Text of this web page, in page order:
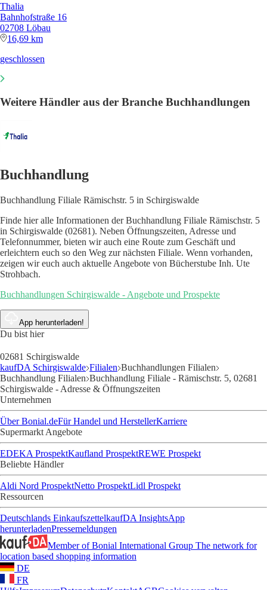
Thalia
Bahnhofstraße 16
02708 Löbau
16,69 km
geschlossen
Weitere Händler aus der Branche Buchhandlungen
Buchhandlung
Buchhandlung Filiale Rämischstr. 5 in Schirgiswalde
Finde hier alle Informationen der Buchhandlung Filiale Rämischstr. 5
in Schirgiswalde (02681). Neben Öffnungszeiten, Adresse und
Telefonnummer, bieten wir auch eine Route zum Geschäft und
erleichtern euch so den Weg zur nächsten Filiale. Wenn vorhanden,
zeigen wir euch auch aktuelle Angebote von Bücherstube Inh. Ute
Strohbach.
Buchhandlungen Schirgiswalde - Angebote und Prospekte
App herunterladen!
Du bist hier
02681 Schirgiswalde
kaufDA Schirgiswalde Filialen Buchhandlungen Filialen
Buchhandlung Filialen Buchhandlung Filiale - Rämischstr. 5, 02681
Schirgiswalde - Adresse & Öffnungszeiten
Unternehmen
Über Bonial.deFür Handel und HerstellerKarriere
Supermarkt Angebote
EDEKA ProspektKaufland ProspektREWE Prospekt
Beliebte Händler
Aldi Nord ProspektNetto ProspektLidl Prospekt
Ressourcen
Deutschlands EinkaufszettelkaufDA InsightsApp
herunterladenPressemeldungen
Member of Bonial International Group The network for
location based shopping information
DE
FR